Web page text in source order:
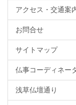
アクセス・交通案
お問合せ
サイトマップ
仏事コーディネー
浅草仏壇通り